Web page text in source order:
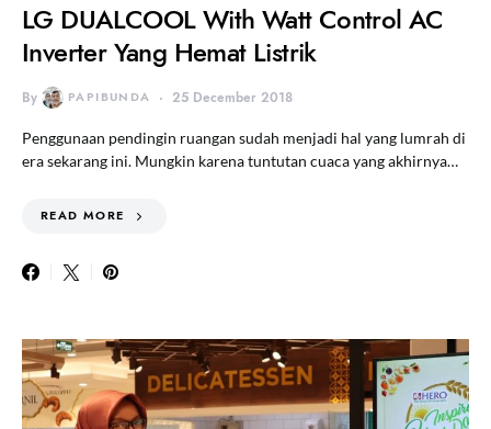
LG DUALCOOL With Watt Control AC
Inverter Yang Hemat Listrik
By PAPIBUNDA 25 December 2018
Penggunaan pendingin ruangan sudah menjadi hal yang lumrah di
era sekarang ini. Mungkin karena tuntutan cuaca yang akhirnya…
READ MORE